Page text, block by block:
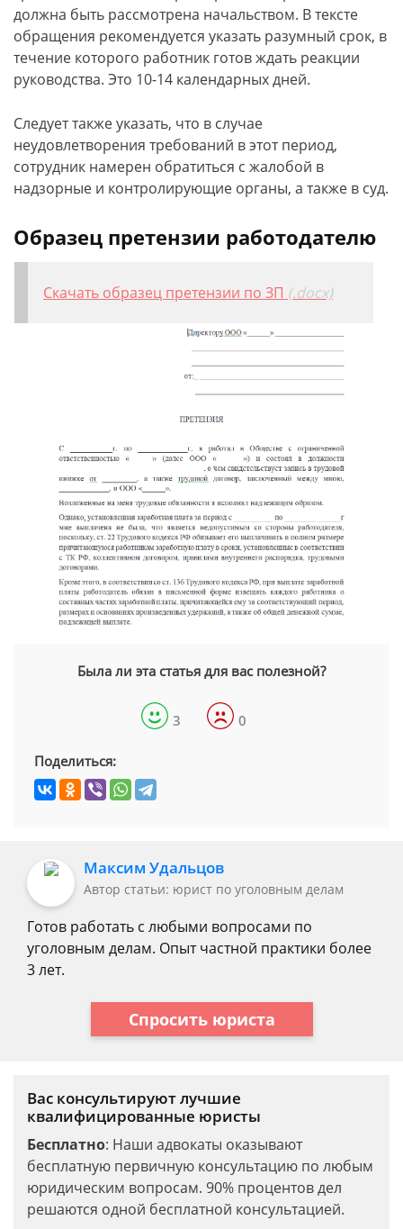
должна быть рассмотрена начальством. В тексте
обращения рекомендуется указать разумный срок, в
течение которого работник готов ждать реакции
руководства. Это 10-14 календарных дней.
Следует также указать, что в случае
неудовлетворения требований в этот период,
сотрудник намерен обратиться с жалобой в
надзорные и контролирующие органы, а также в суд.
Образец претензии работодателю
Скачать образец претензии по ЗП (.docx)
Была ли эта статья для вас полезной?
3 0
Поделиться:
Максим Удальцов
Автор статьи: юрист по уголовным делам
Готов работать с любыми вопросами по
уголовным делам. Опыт частной практики более
3 лет.
Спросить юриста
Вас консультируют лучшие
квалифицированные юристы
Бесплатно: Наши адвокаты оказывают
бесплатную первичную консультацию по любым
юридическим вопросам. 90% процентов дел
решаются одной бесплатной консультацией.